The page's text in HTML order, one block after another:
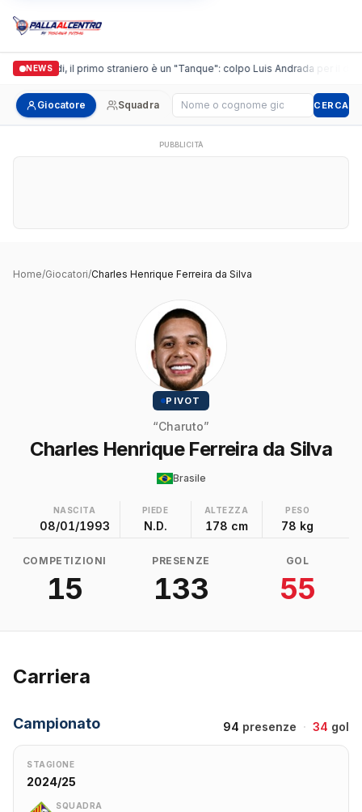
NEWS
Casalguidi, il primo straniero è un "Tanque": colpo Luis Andrada per il
Giocatore Squadra Cerca giocatore CERCA
PUBBLICITÀ
Home/Giocatori/Charles Henrique Ferreira da Silva
PIVOT
“Charuto”
Charles Henrique Ferreira da Silva
Brasile
NASCITA
08/01/1993
PIEDE
N.D.
ALTEZZA
178 cm
PESO
78 kg
COMPETIZIONI
15
PRESENZE
133
GOL
55
Carriera
Campionato 94 presenze · 34 gol
STAGIONE
2024/25
SQUADRA